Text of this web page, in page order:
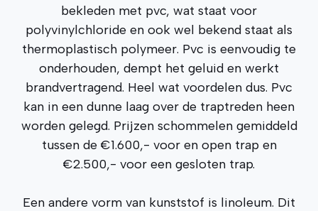
bekleden met pvc, wat staat voor
polyvinylchloride en ook wel bekend staat als
thermoplastisch polymeer. Pvc is eenvoudig te
onderhouden, dempt het geluid en werkt
brandvertragend. Heel wat voordelen dus. Pvc
kan in een dunne laag over de traptreden heen
worden gelegd. Prijzen schommelen gemiddeld
tussen de €1.600,- voor en open trap en
€2.500,- voor een gesloten trap.
Een andere vorm van kunststof is linoleum. Dit